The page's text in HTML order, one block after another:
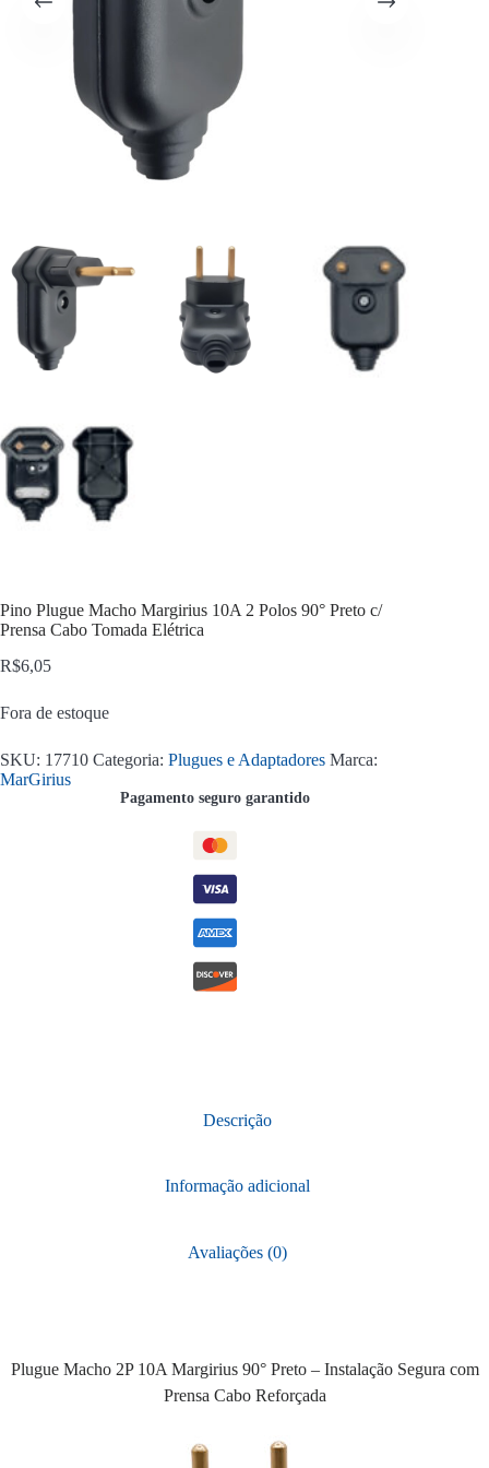
Pino Plugue Macho Margirius 10A 2 Polos 90° Preto c/
Prensa Cabo Tomada Elétrica
R$6,05
Fora de estoque
SKU: 17710 Categoria: Plugues e Adaptadores Marca:
MarGirius
Pagamento seguro garantido
Descrição
Informação adicional
Avaliações (0)
Plugue Macho 2P 10A Margirius 90° Preto – Instalação Segura com
Prensa Cabo Reforçada